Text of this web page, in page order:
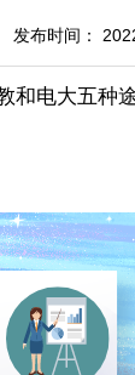
发布时间：
和电大五种